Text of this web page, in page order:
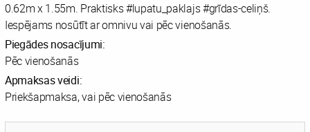
0.62m x 1.55m. Praktisks #lupatu_paklajs #grīdas-celiņš.
Iespējams nosūtīt ar omnivu vai pēc vienošanās.
Piegādes nosacījumi:
Pēc vienošanās
Apmaksas veidi:
Priekšapmaksa, vai pēc vienošanās